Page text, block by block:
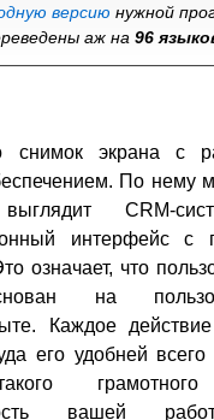
версию нужной
аж на96
снимок экрана с
По нему
CRM-
интерфейс с
означает, что
на
Каждое
его удобней всего
грамотного
вашей